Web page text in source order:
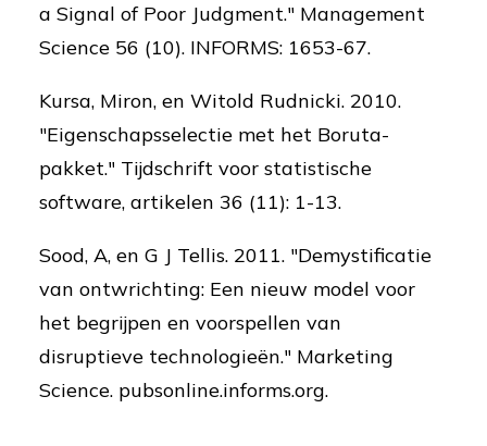
a Signal of Poor Judgment." Management
Science 56 (10). INFORMS: 1653-67.
Kursa, Miron, en Witold Rudnicki. 2010.
"Eigenschapsselectie met het Boruta-
pakket." Tijdschrift voor statistische
software, artikelen 36 (11): 1-13.
Sood, A, en G J Tellis. 2011. "Demystificatie
van ontwrichting: Een nieuw model voor
het begrijpen en voorspellen van
disruptieve technologieën." Marketing
Science. pubsonline.informs.org.